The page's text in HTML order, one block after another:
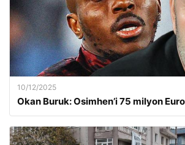
10/12/2025
Okan Buruk: Osimhen’i 75 milyon